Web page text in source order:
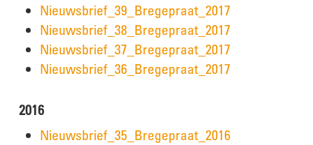
Nieuwsbrief_39_Bregepraat_2017
Nieuwsbrief_38_Bregepraat_2017
Nieuwsbrief_37_Bregepraat_2017
Nieuwsbrief_36_Bregepraat_2017
2016
Nieuwsbrief_35_Bregepraat_2016